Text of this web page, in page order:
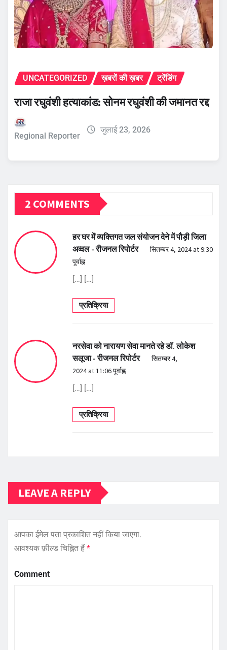
UNCATEGORIZED ख़बरों की ख़बर ट्रेंडिंग
राजा रघुवंशी हत्याकांड: सोनम रघुवंशी की जमानत रद्द
Regional Reporter
जुलाई 23, 2026
2 COMMENTS
हर घर में व्यक्तिगत जल संयोजन देने में पौड़ी जिला
अव्वल - रीजनल रिपोर्टर
सितम्बर 4, 2024 at 9:30
पूर्वाह्न
[…] […]
प्रतिक्रिया
नरसेवा को नारायण सेवा मानते रहे डॉ. लोकेश
सलूजा - रीजनल रिपोर्टर
सितम्बर 4,
2024 at 11:06 पूर्वाह्न
[…] […]
प्रतिक्रिया
LEAVE A REPLY
आपका ईमेल पता प्रकाशित नहीं किया जाएगा.
आवश्यक फ़ील्ड चिह्नित हैं*
Comment